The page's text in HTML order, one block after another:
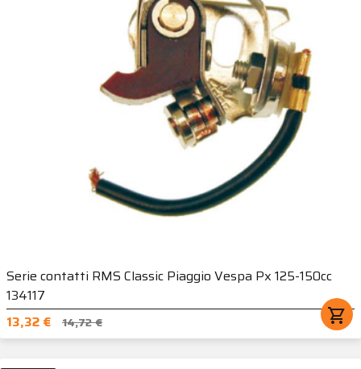
Serie contatti RMS Classic Piaggio Vespa Px 125-150cc
134117
13,32 €
14,72 € shopping_cart